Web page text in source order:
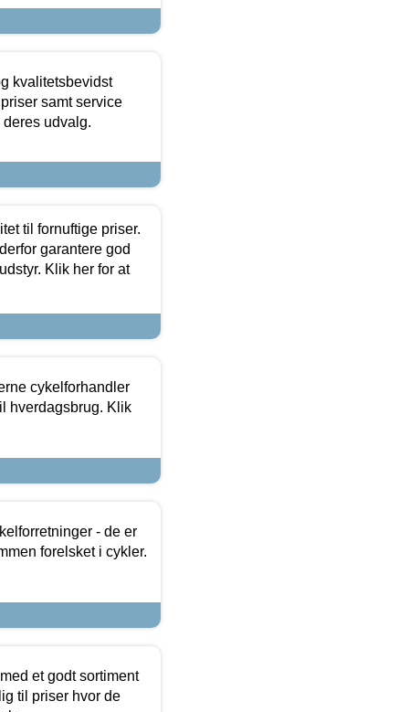
kvalitetsbevidst
samt service
udvalg.
til fornuftige priser.
garantere god
Klik her for at
cykelforhandler
hverdagsbrug. Klik
- de er
forelsket i cykler.
et godt sortiment
til priser hvor de